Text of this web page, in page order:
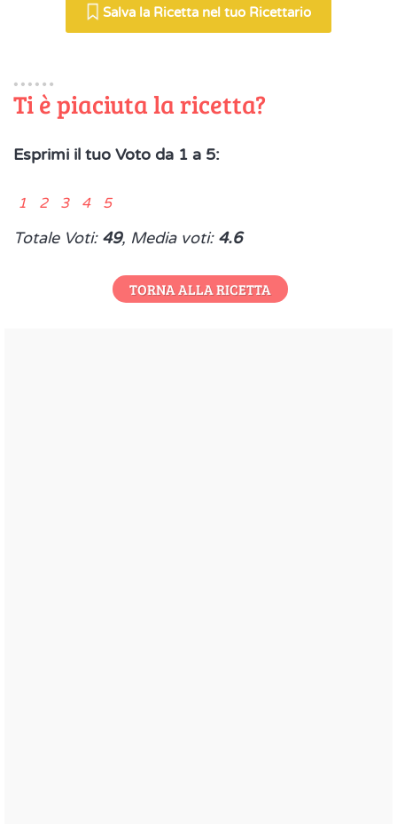
Salva la Ricetta nel tuo Ricettario
Ti è piaciuta la ricetta?
Esprimi il tuo Voto da 1 a 5:
1 2 3 4 5
Totale Voti: 49, Media voti: 4.6
TORNA ALLA RICETTA